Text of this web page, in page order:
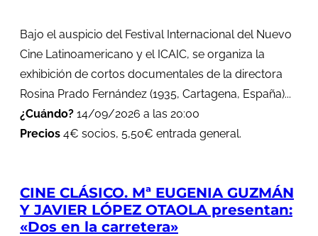
Bajo el auspicio del Festival Internacional del Nuevo
Cine Latinoamericano y el ICAIC, se organiza la
exhibición de cortos documentales de la directora
Rosina Prado Fernández (1935, Cartagena, España)...
¿Cuándo? 14/09/2026 a las 20:00
Precios 4€ socios, 5,50€ entrada general.
CINE CLÁSICO. Mª EUGENIA GUZMÁN
Y JAVIER LÓPEZ OTAOLA presentan:
«Dos en la carretera»